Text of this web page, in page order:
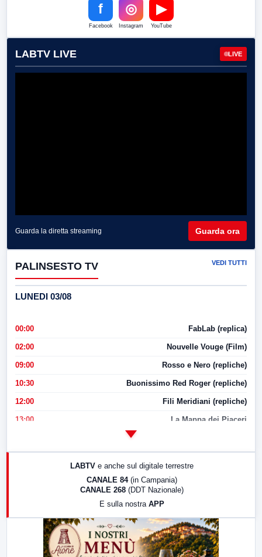
f
Facebook
◎
Instagram
▶
YouTube
LABTV LIVE LIVE
Guarda la diretta streaming Guarda ora
PALINSESTO TV VEDI TUTTI
LUNEDI 03/08
00:00 FabLab (replica)
02:00 Nouvelle Vouge (Film)
09:00 Rosso e Nero (repliche)
10:30 Buonissimo Red Roger (repliche)
12:00 Fili Meridiani (repliche)
13:00 La Mappa dei Piaceri
LabNews (replica)
LABTV e anche sul digitale terrestre
CANALE 84 (in Campania)
CANALE 268 (DDT Nazionale)
E sulla nostra APP